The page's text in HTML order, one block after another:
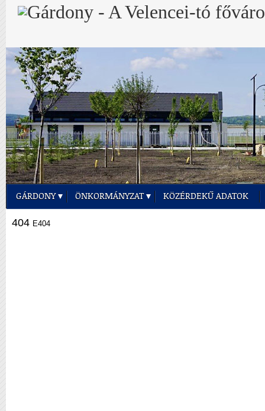
GÁRDONY ÖNKORMÁNYZAT KÖZÉRDEKŰ ADATOK
404 E404